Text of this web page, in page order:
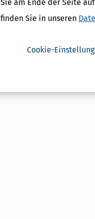
Sie am Ende der Seite
finden Sie in unseren
Cookie-